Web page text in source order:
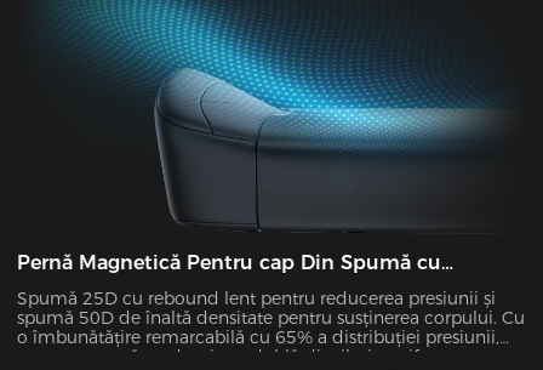
Pernă Magnetică Pentru cap Din Spumă cu
Memorie
Spumă 25D cu rebound lent pentru reducerea presiunii și
spumă 50D de înaltă densitate pentru susținerea corpului. Cu
o îmbunătățire remarcabilă cu 65% a distribuției presiunii,
spuma noastră cu densitate dublă distribuie uniform